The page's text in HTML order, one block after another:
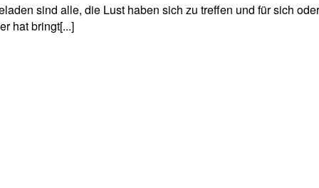
sind alle, die Lust haben sich zu treffen und für sich
hat bringt[...]